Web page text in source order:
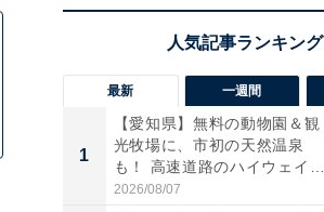
最新 一週間
1
【愛知県】無料の動物園＆観
光牧場に、市初の天然温泉
も！ 高速道路のハイウェイオ
ア...
2026/08/07